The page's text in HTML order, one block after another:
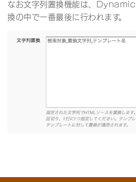
なお文字列置換機能は、
換の中で一番最後に行われます。